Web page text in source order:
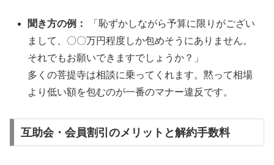
聞き方の例：
「恥ずかしながら予算に限りがござい
まして、〇〇万円程度しか包めそうにありません。
それでもお願いできますでしょうか？」
多くの菩提寺は相談に乗ってくれます。黙って相場
より低い額を包むのが一番のマナー違反です。
互助会・会員割引のメリットと解約手数料